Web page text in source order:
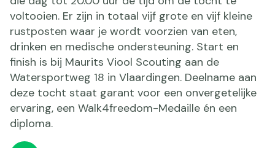
voltooien. Er zijn in totaal vijf grote en vijf kleine
rustposten waar je wordt voorzien van eten,
drinken en medische ondersteuning. Start en
finish is bij Maurits Viool Scouting aan de
Watersportweg 18 in Vlaardingen. Deelname aan
deze tocht staat garant voor een onvergetelijke
ervaring, een Walk4freedom-Medaille én een
diploma.